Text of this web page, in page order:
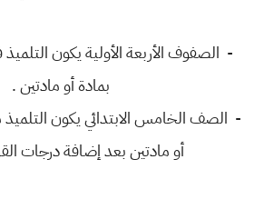
- الصفوف الأربعة الأولية يكون
بمادة أو مادتين .
- الصف الخامس الابتدائي يكون
أو مادتين بعد إضافة درجات